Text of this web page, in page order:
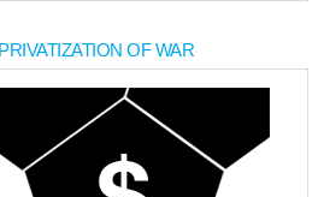
OF WAR